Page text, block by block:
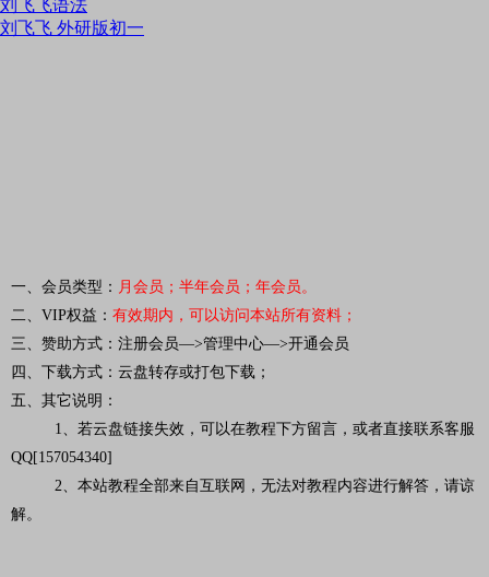
刘飞飞语法
刘飞飞 外研版初一
一、会员类型： 月会员；半年会员；年会员。
二、VIP权益： 有效期内，可以访问本站所有资料 ；
三、赞助方式：注册会员—>管理中心—>开通会员
四、下载方式：云盘转存或打包下载；
五、其它说明：
1、若云盘链接失效，可以在教程下方留言，或者直接联系客服
QQ[157054340]
2、本站教程全部来自互联网，无法对教程内容进行解答，请谅
解。